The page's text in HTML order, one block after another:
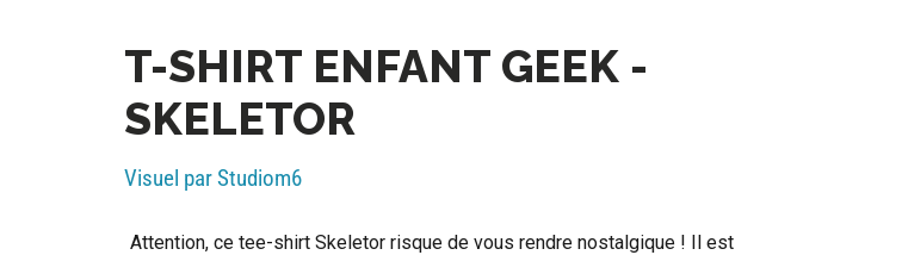
T-SHIRT ENFANT GEEK -
SKELETOR
Visuel par Studiom6
Attention, ce tee-shirt Skeletor risque de vous rendre nostalgique ! Il est